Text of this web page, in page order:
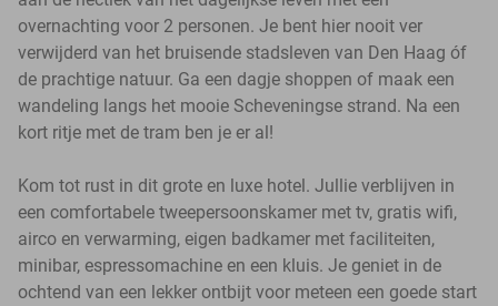
overnachting voor 2 personen. Je bent hier nooit ver
verwijderd van het bruisende stadsleven van Den Haag óf
de prachtige natuur. Ga een dagje shoppen of maak een
wandeling langs het mooie Scheveningse strand. Na een
kort ritje met de tram ben je er al!
Kom tot rust in dit grote en luxe hotel. Jullie verblijven in
een comfortabele tweepersoonskamer met tv, gratis wifi,
airco en verwarming, eigen badkamer met faciliteiten,
minibar, espressomachine en een kluis. Je geniet in de
ochtend van een lekker ontbijt voor meteen een goede start